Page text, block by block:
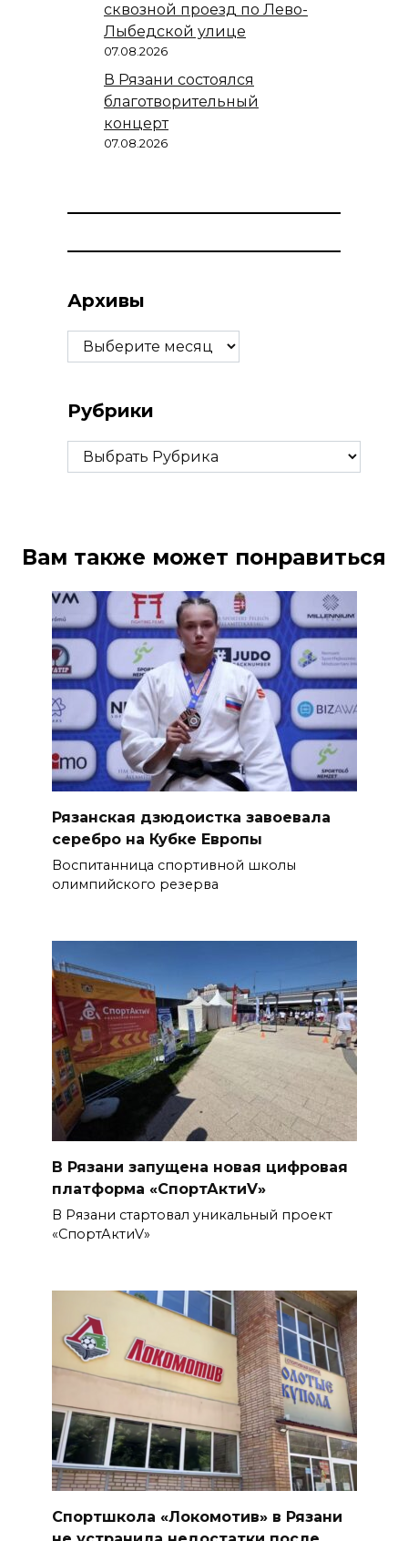
сквозной проезд по Лево-
Лыбедской улице
07.08.2026
В Рязани состоялся
благотворительный
концерт
07.08.2026
Архивы
Архивы
Рубрики
Рубрики
Вам также может понравиться
Рязанская дзюдоистка завоевала
серебро на Кубке Европы
Воспитанница спортивной школы
олимпийского резерва
В Рязани запущена новая цифровая
платформа «СпортАктиV»
В Рязани стартовал уникальный проект
«СпортАктиV»
Спортшкола «Локомотив» в Рязани